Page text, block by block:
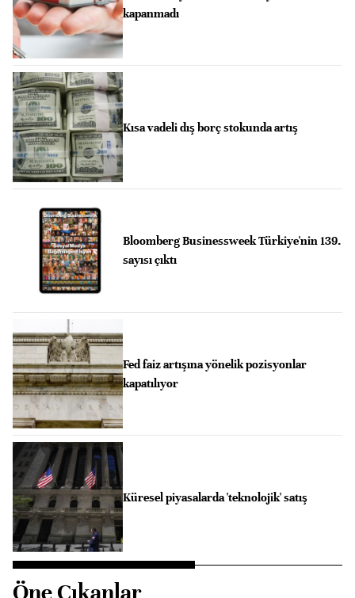
kapanmadı
Kısa vadeli dış borç stokunda artış
Bloomberg Businessweek Türkiye'nin 139.
sayısı çıktı
Fed faiz artışına yönelik pozisyonlar
kapatılıyor
Küresel piyasalarda 'teknolojik' satış
Öne Çıkanlar